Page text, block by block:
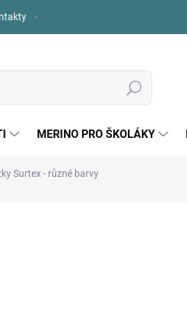
Hledat
MERINO PRO ŠKOLÁKY
Surtex - různé barvy